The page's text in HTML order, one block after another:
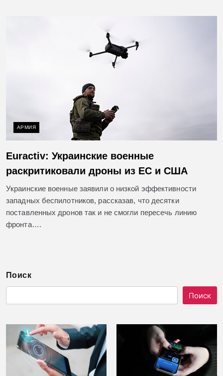
АРМИЯ
Euractiv: Украинские военные
раскритиковали дроны из ЕС и США
Украинские военные заявили о низкой эффективности
западных беспилотников, рассказав, что десятки
поставленных дронов так и не смогли пересечь линию
фронта….
Поиск
Поиск